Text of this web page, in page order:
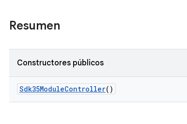
Resumen
Constructores públicos
Sdk35ModuleController()